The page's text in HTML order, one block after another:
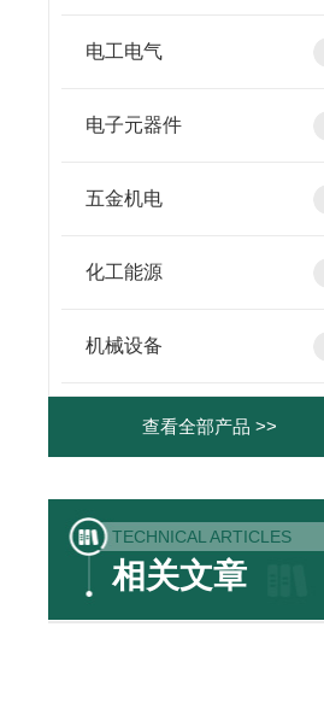
电工电气
电子元器件
五金机电
化工能源
机械设备
查看全部产品 >>
TECHNICAL ARTICLES
相关文章